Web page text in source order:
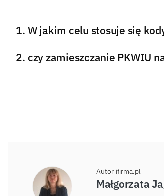
W jakim celu stosuje się
czy zamieszczanie PKWIU
Autor ifirma.pl
Małgorzata